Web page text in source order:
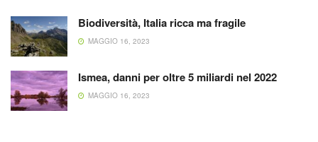
Biodiversità, Italia ricca ma fragile
MAGGIO 16, 2023
Ismea, danni per oltre 5 miliardi nel 2022
MAGGIO 16, 2023